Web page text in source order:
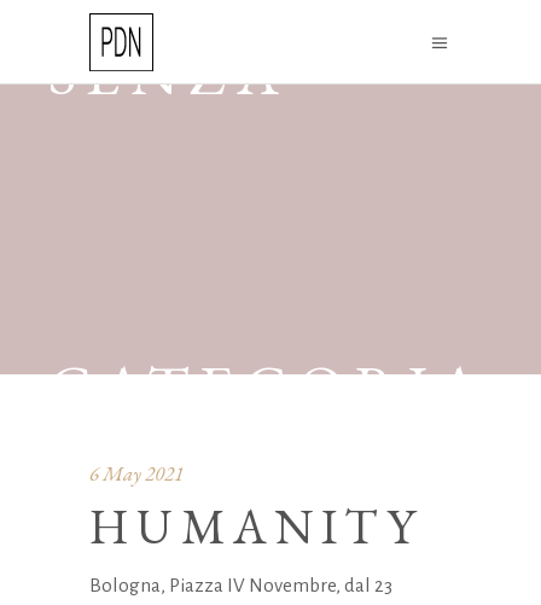
SENZA
CATEGORIA
6 May 2021
HUMANITY
Bologna, Piazza IV Novembre, dal 23